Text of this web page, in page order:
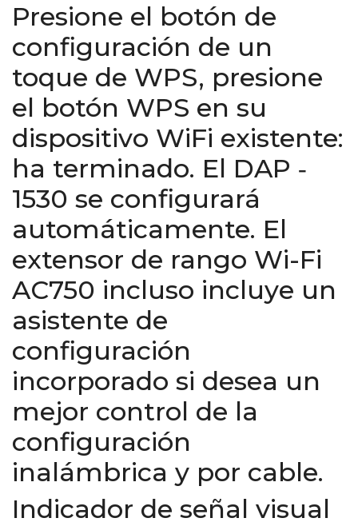
Presione el botón de
configuración de un
toque de WPS, presione
el botón WPS en su
dispositivo WiFi existente:
ha terminado. El DAP ‑
1530 se configurará
automáticamente. El
extensor de rango Wi-Fi
AC750 incluso incluye un
asistente de
configuración
incorporado si desea un
mejor control de la
configuración
inalámbrica y por cable.
Indicador de señal visual